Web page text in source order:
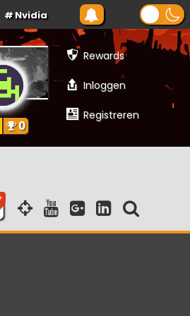
Nvidia
Rewards
Inloggen
Registreren
0